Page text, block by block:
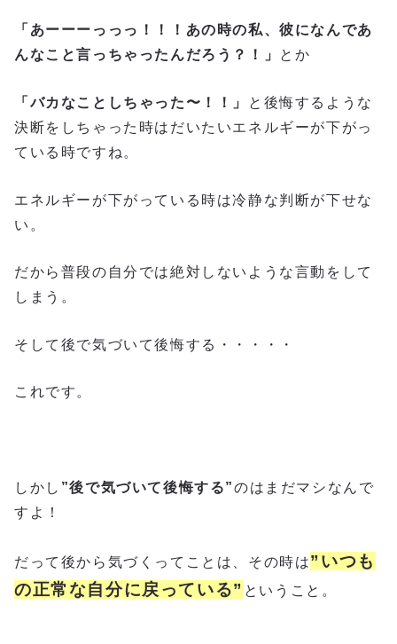
「あーーーっっっ！！！あの時の私、彼になんであ
んなこと言っちゃったんだろう？！」
とか
「バカなことしちゃった〜！！」
と後悔するような
決断をしちゃった時はだいたいエネルギーが下がっ
ている時ですね。
エネルギーが下がっている時は冷静な判断が下せな
い。
だから普段の自分では絶対しないような言動をして
しまう。
そして後で気づいて後悔する・・・・・
これです。
しかし ”後で気づいて後悔する”のはまだマシなんで
すよ！
だって後から気づくってことは、その時は”いつも
の正常な自分に戻っている” ということ。